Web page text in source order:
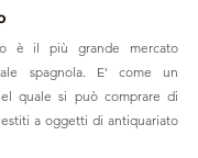
è il più grande mercato
spagnola. E' come un
quale si può comprare di
a oggetti di antiquariato